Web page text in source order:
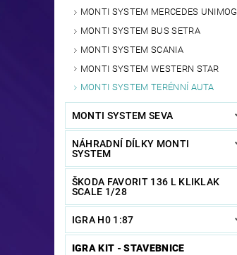
MONTI SYSTEM MERCEDES UNIMOG
MONTI SYSTEM BUS SETRA
MONTI SYSTEM SCANIA
MONTI SYSTEM WESTERN STAR
MONTI SYSTEM TERÉNNÍ AUTA
MONTI SYSTEM SEVA
NÁHRADNÍ DÍLKY MONTI
SYSTEM
ŠKODA FAVORIT 136 L KLIKLAK
SCALE 1/28
IGRA H0 1:87
IGRA KIT - STAVEBNICE